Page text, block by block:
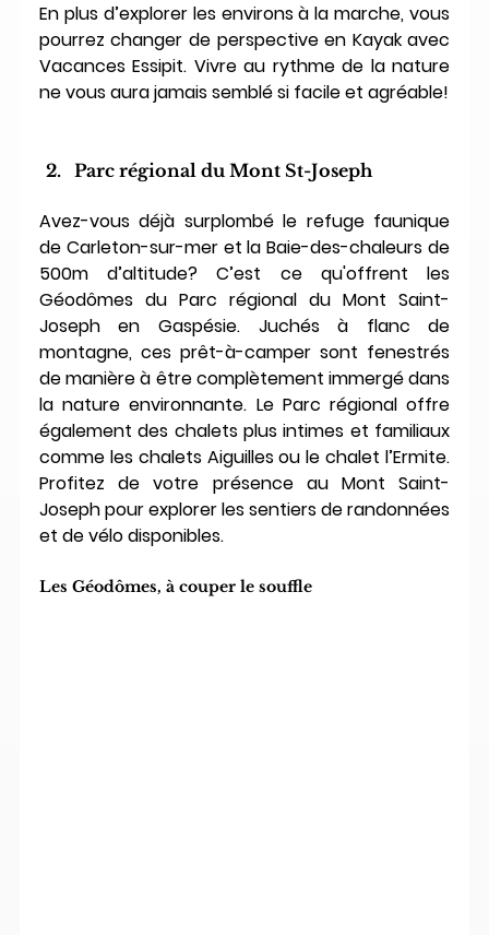
En plus d’explorer les environs à la marche, vous
pourrez changer de perspective en Kayak avec
Vacances Essipit. Vivre au rythme de la nature
ne vous aura jamais semblé si facile et agréable!
Parc régional du Mont St-Joseph
Avez-vous déjà surplombé le refuge faunique
de Carleton-sur-mer et la Baie-des-chaleurs de
500m d’altitude? C’est ce qu'offrent les
Géodômes du Parc régional du Mont Saint-
Joseph en Gaspésie. Juchés à flanc de
montagne, ces prêt-à-camper sont fenestrés
de manière à être complètement immergé dans
la nature environnante. Le Parc régional offre
également des chalets plus intimes et familiaux
comme les chalets Aiguilles ou le chalet l’Ermite.
Profitez de votre présence au Mont Saint-
Joseph pour explorer les sentiers de randonnées
et de vélo disponibles.
Les Géodômes, à couper le souffle